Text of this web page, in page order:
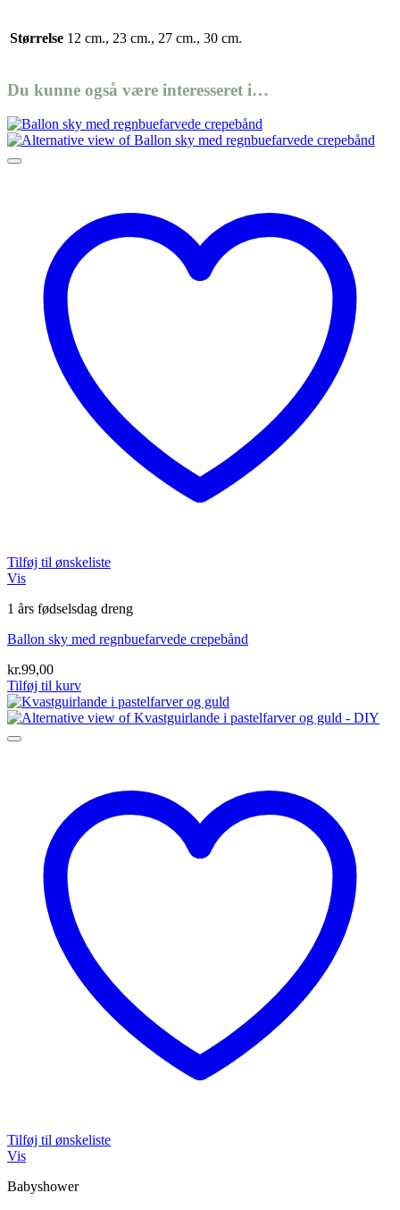
Størrelse 12 cm., 23 cm., 27 cm., 30 cm.
Du kunne også være interesseret i…
Tilføj til ønskeliste
Vis
1 års fødselsdag dreng
Ballon sky med regnbuefarvede crepebånd
kr.99,00
Tilføj til kurv
Tilføj til ønskeliste
Vis
Babyshower